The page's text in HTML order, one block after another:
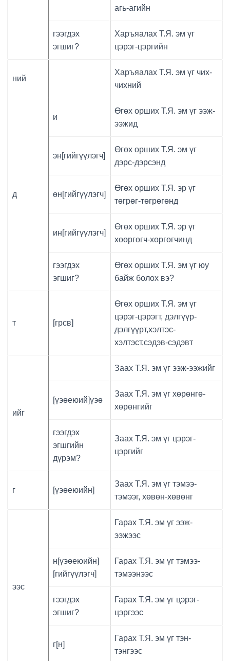
агь-агийн
гээгдэх
эгшиг?
Харъяалах Т.Я. эм үг
цэрэг-цэргийн
ний
Харъяалах Т.Я. эм үг чих-
чихний
д
и
Өгөх орших Т.Я. эм үг ээж-
ээжид
эн[гийгүүлэгч]
Өгөх орших Т.Я. эм үг
дэрс-дэрсэнд
өн[гийгүүлэгч]
Өгөх орших Т.Я. эр үг
төгрөг-төгрөгөнд
ин[гийгүүлэгч]
Өгөх орших Т.Я. эр үг
хөөргөгч-хөргөгчинд
гээгдэх
эгшиг?
Өгөх орших Т.Я. эм үг юу
байж болох вэ?
т [грсв]
Өгөх орших Т.Я. эм үг
цэрэг-цэрэгт, дэлгүүр-
дэлгүүрт,хэлтэс-
хэлтэст,сэдэв-сэдэвт
ийг
Заах Т.Я. эм үг ээж-ээжийг
[үэөеюий]үэө
Заах Т.Я. эм үг хөрөнгө-
хөрөнгийг
гээгдэх
эгшгийн
дүрэм?
Заах Т.Я. эм үг цэрэг-
цэргийг
г [үэөеюийн]
Заах Т.Я. эм үг тэмээ-
тэмээг, хөвөн-хөвөнг
ээс
Гарах Т.Я. эм үг ээж-
ээжээс
н[үэөеюийн]
[гийгүүлэгч]
Гарах Т.Я. эм үг тэмээ-
тэмээнээс
гээгдэх
эгшиг?
Гарах Т.Я. эм үг цэрэг-
цэргээс
г[н]
Гарах Т.Я. эм үг тэн-
тэнгээс